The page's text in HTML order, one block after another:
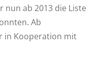
nun ab 2013 die Liste
Ab
in Kooperation mit